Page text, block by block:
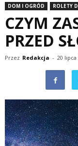
DOM I OGRÓD ROLETY
CZYM
PRZED
Przez Redakcja - 20 lipca